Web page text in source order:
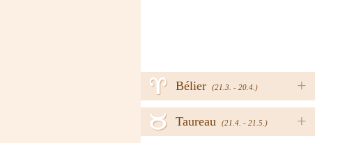
+
Bélier (21.3. - 20.4.)
a
+
Taureau (21.4. - 21.5.)
b